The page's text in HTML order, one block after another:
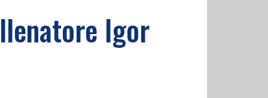
Igor